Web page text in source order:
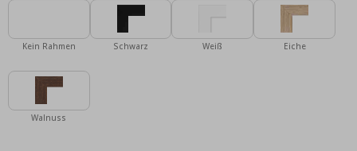
Kein Rahmen Schwarz Weiß Eiche
Walnuss